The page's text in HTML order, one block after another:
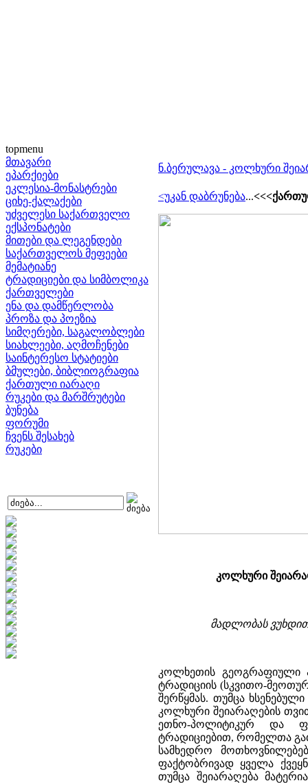
topmenu
მთავარი
ეპარქიები
ეკლესია-მონასტრები
ციხე-ქალაქები
უძველესი საქართველო
ექსპონატები
მითები და ლეგენდები
საქართველოს მეფეები
მემატიანე
ტრადიციები და სიმბოლიკა
ქართველები
ენა და დამწერლობა
პროზა და პოეზია
სიმღერები, საგალობლები
სიახლეები, აღმოჩენები
საინტერესო სტატიები
ბმულები, ბიბლიოგრაფია
ქართული იარაღი
რუკები და მარშრუტები
ბუნება
ფორუმი
ჩვენს შესახებ
რუკები
ნ.ბერულავა - კოლხური
<უკან დაბრუნება...
კოლხური
მადლობას
კოლხეთის გეოგრაფიული
ტრადიციის (სკვითო-
შერწყმას. თუმცა
კოლხური შეიარაღების
ეთნო-პოლიტიკურ და
ტრადიციებით, რომელთა
სამხედრო
ფაქტობრივად ყველა
თუმცა შეიარაღება